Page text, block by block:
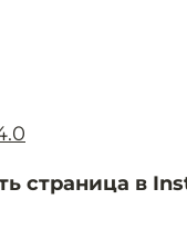
страница в